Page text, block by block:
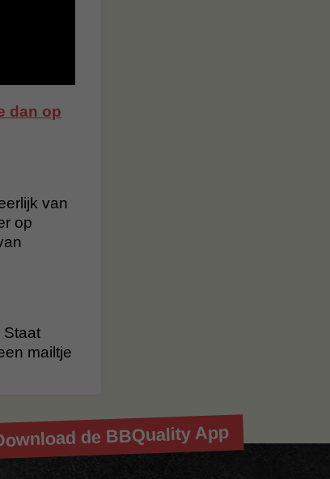
dan op
van
op
Staat
mailtje
de BBQuality App